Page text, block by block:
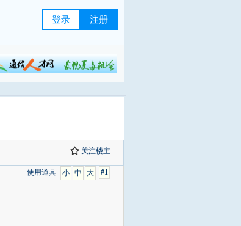
登录 注册
关注楼主
#1
大
中
小
使用道具